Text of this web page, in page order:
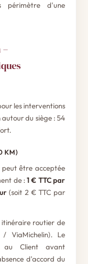
périmètre d'une
les interventions
autour du siège : 54
KM)
être acceptée
de :1 € TTC par
(soit 2 € TTC par
itinéraire routier de
ViaMichelin). Le
au Client avant
d'accord du